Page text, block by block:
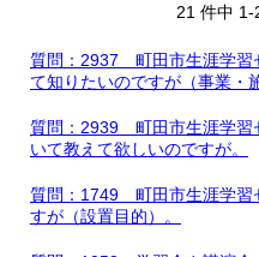
21 件中 1-
質問：2937 町田市生涯学習
て知りたいのですが（事業・
質問：2939 町田市生涯学習
いて教えて欲しいのですが。
質問：1749 町田市生涯学習
すが（設置目的）。